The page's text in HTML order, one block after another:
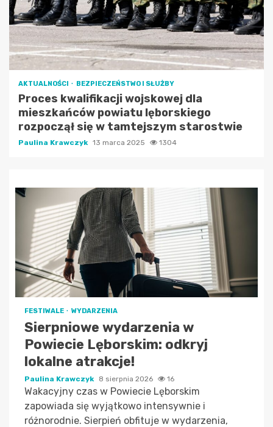
AKTUALNOŚCI BEZPIECZEŃSTWO I SŁUŻBY
Proces kwalifikacji wojskowej dla
mieszkańców powiatu lęborskiego
rozpoczął się w tamtejszym starostwie
Paulina Krawczyk 13 marca 2025 1304
FESTIWALE WYDARZENIA
Sierpniowe wydarzenia w
Powiecie Lęborskim: odkryj
lokalne atrakcje!
Paulina Krawczyk 8 sierpnia 2026 16
Wakacyjny czas w Powiecie Lęborskim
zapowiada się wyjątkowo intensywnie i
różnorodnie. Sierpień obfituje w wydarzenia,